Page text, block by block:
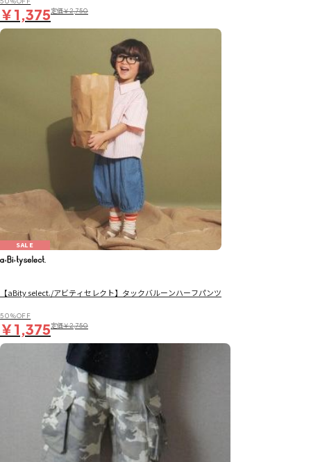
￥1,375定価￥2,750
SALE
【aBity select./アビティセレクト】タックバルーンハーフパンツ
50％OFF
￥1,375定価￥2,750